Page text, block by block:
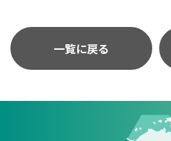
一覧に戻る